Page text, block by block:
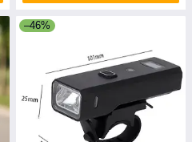
–46%